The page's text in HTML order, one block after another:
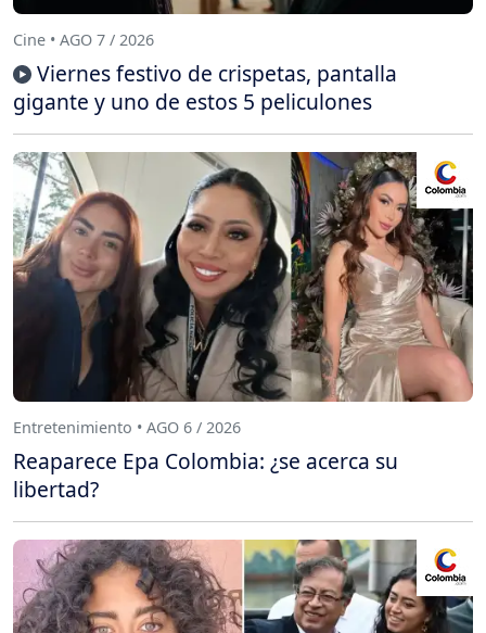
Cine • AGO 7 / 2026
Viernes festivo de crispetas, pantalla
gigante y uno de estos 5 peliculones
Entretenimiento • AGO 6 / 2026
Reaparece Epa Colombia: ¿se acerca su
libertad?